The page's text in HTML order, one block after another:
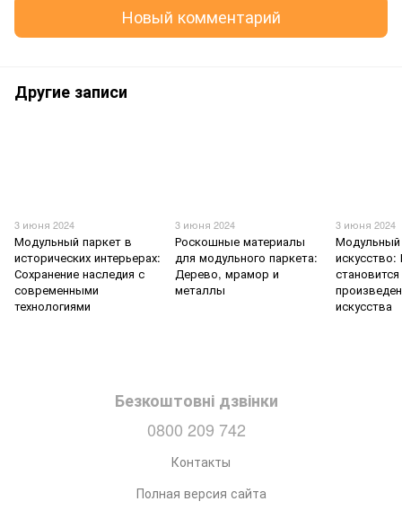
Новый комментарий
Другие записи
3 июня 2024
Модульный паркет в
исторических интерьерах:
Сохранение наследия с
современными
технологиями
3 июня 2024
Роскошные материалы
для модульного паркета:
Дерево, мрамор и
металлы
3 июня 2024
Модульный
становится
искусства
Безкоштовні дзвінки
0800 209 742
Контакты
Полная версия сайта